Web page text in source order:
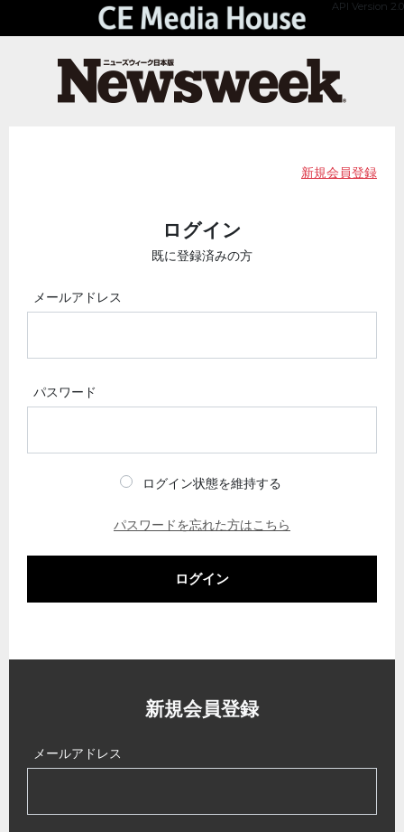
API Version 2.0
新規会員登録
ログイン
既に登録済みの方
メールアドレス
パスワード
ログイン状態を維持する
パスワードを忘れた方はこちら
ログイン
新規会員登録
メールアドレス